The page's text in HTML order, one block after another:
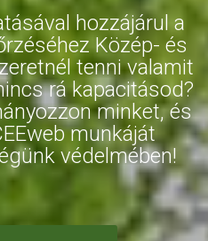
hozzájárul a
Közép- és
tenni valamit
rá kapacitásod?
minket, és
munkáját
védelmében!